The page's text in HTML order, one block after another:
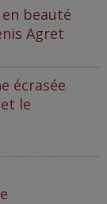
beauté
Agret
écrasée
le